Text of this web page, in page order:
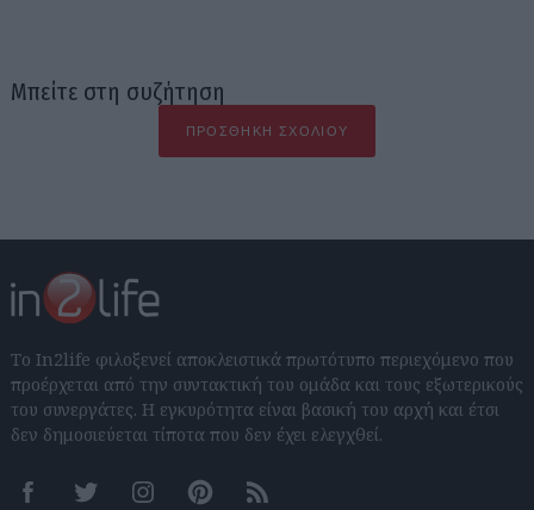
Μπείτε στη συζήτηση
ΠΡΟΣΘΉΚΗ ΣΧΟΛΊΟΥ
Το In2life φιλοξενεί αποκλειστικά πρωτότυπο περιεχόμενο που
προέρχεται από την συντακτική του ομάδα και τους εξωτερικούς
του συνεργάτες. Η εγκυρότητα είναι βασική του αρχή και έτσι
δεν δημοσιεύεται τίποτα που δεν έχει ελεγχθεί.
FacebookTwitter InstagramPinterestRSS feeds